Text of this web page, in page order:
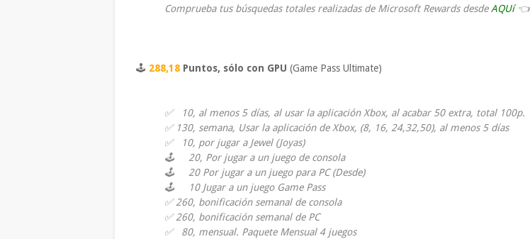
Comprueba tus búsquedas totales realizadas de Microsoft Rewards desdeAQUí👈
🕹 288,18 Puntos, sólo con GPU (Game Pass Ultimate)
✅ 10, al menos 5 días, al usar la aplicación Xbox, al acabar 50 extra, total 100p.
✅ 130, semana, Usar la aplicación de Xbox, (8, 16, 24,32,50), al menos 5 días
✅ 10, por jugar a Jewel (Joyas)
🕹 20, Por jugar a un juego de consola
🕹 20 Por jugar a un juego para PC (Desde)
🕹 10 Jugar a un juego Game Pass
✅ 260, bonificación semanal de consola
✅ 260, bonificación semanal de PC
✅ 80, mensual. Paquete Mensual 4 juegos